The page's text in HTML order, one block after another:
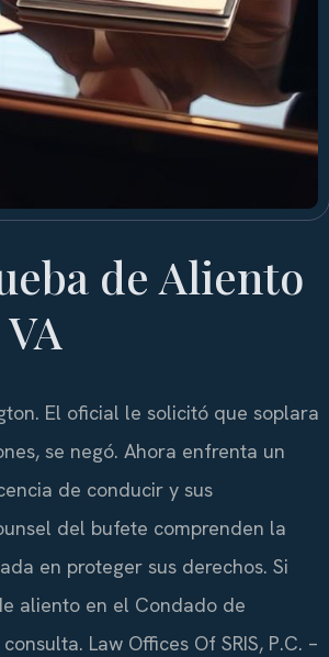
de Aliento
El oficial le solicitó que soplara
se negó. Ahora enfrenta un
de conducir y sus
del bufete comprenden la
en proteger sus derechos. Si
aliento en el Condado de
Law Offices Of SRIS, P.C. –